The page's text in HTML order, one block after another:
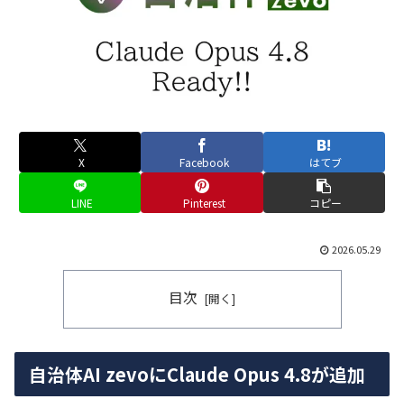
X Facebook はてブ
LINE Pinterest コピー
2026.05.29
目次
自治体AI zevoにClaude Opus 4.8が追加